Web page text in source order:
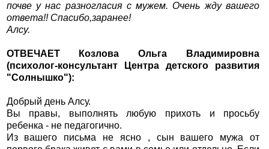
почве у нас разногласия с мужем. Очень жду вашего
ответа!! Спасибо,заранее!
Алсу.
ОТВЕЧАЕТ Козлова Ольга Владимировна
(психолог-консультант Центра детского развития
"Солнышко"):
Добрый день Алсу.
Вы правы, выполнять любую прихоть и просьбу
ребенка - не педагогично.
Из вашего письма не ясно , сын вашего мужа от